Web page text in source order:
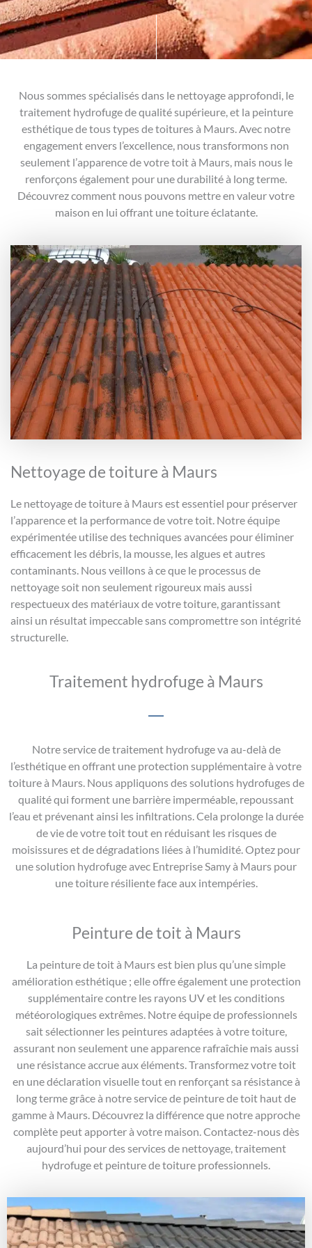
Nous sommes spécialisés dans le nettoyage approfondi, le
traitement hydrofuge de qualité supérieure, et la peinture
esthétique de tous types de toitures à Maurs. Avec notre
engagement envers l’excellence, nous transformons non
seulement l’apparence de votre toit à Maurs, mais nous le
renforçons également pour une durabilité à long terme.
Découvrez comment nous pouvons mettre en valeur votre
maison en lui offrant une toiture éclatante.
Nettoyage de toiture à Maurs
Le nettoyage de toiture à Maurs est essentiel pour préserver
l’apparence et la performance de votre toit. Notre équipe
expérimentée utilise des techniques avancées pour éliminer
efficacement les débris, la mousse, les algues et autres
contaminants. Nous veillons à ce que le processus de
nettoyage soit non seulement rigoureux mais aussi
respectueux des matériaux de votre toiture, garantissant
ainsi un résultat impeccable sans compromettre son intégrité
structurelle.
Traitement hydrofuge à Maurs
Notre service de traitement hydrofuge va au-delà de
l’esthétique en offrant une protection supplémentaire à votre
toiture à Maurs. Nous appliquons des solutions hydrofuges de
qualité qui forment une barrière imperméable, repoussant
l’eau et prévenant ainsi les infiltrations. Cela prolonge la durée
de vie de votre toit tout en réduisant les risques de
moisissures et de dégradations liées à l’humidité. Optez pour
une solution hydrofuge avec Entreprise Samy à Maurs pour
une toiture résiliente face aux intempéries.
Peinture de toit à Maurs
La peinture de toit à Maurs est bien plus qu’une simple
amélioration esthétique ; elle offre également une protection
supplémentaire contre les rayons UV et les conditions
météorologiques extrêmes. Notre équipe de professionnels
sait sélectionner les peintures adaptées à votre toiture,
assurant non seulement une apparence rafraîchie mais aussi
une résistance accrue aux éléments. Transformez votre toit
en une déclaration visuelle tout en renforçant sa résistance à
long terme grâce à notre service de peinture de toit haut de
gamme à Maurs. Découvrez la différence que notre approche
complète peut apporter à votre maison. Contactez-nous dès
aujourd’hui pour des services de nettoyage, traitement
hydrofuge et peinture de toiture professionnels.